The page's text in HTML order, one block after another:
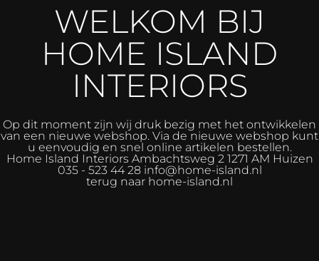
WELKOM BIJ
HOME ISLAND
INTERIORS
Op dit moment zijn wij druk bezig met het ontwikkelen
van een nieuwe webshop. Via de nieuwe webshop kunt
u eenvoudig en snel online artikelen bestellen.
Home Island Interiors Ambachtsweg 2 1271 AM Huizen
035 - 523 44 28 info@home-island.nl
terug naar home-island.nl